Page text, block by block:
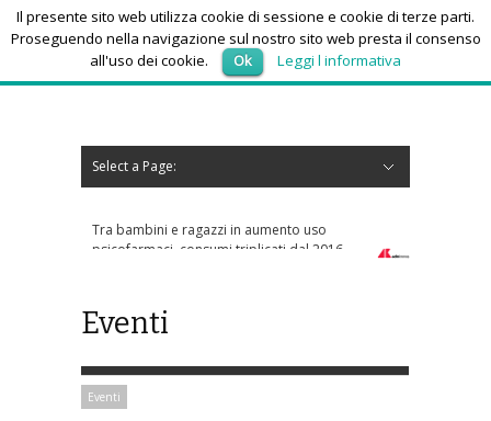
venerdì 7, Agosto 2026
Select a Page:
Tra bambini e ragazzi in aumento uso
psicofarmaci, consumi triplicati dal 2016
Eventi
Eventi
Il presente sito web utilizza cookie di sessione e cookie di terze parti.
Proseguendo nella navigazione sul nostro sito web presta il consenso
all'uso dei cookie.
Ok Leggi l informativa